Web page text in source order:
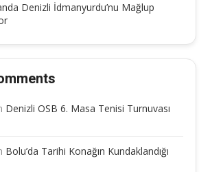
Denizli İdmanyurdu’nu Mağlup
Denizli OSB 6. Masa Tenisi Turnuvası
Bolu’da Tarihi Konağın Kundaklandığı